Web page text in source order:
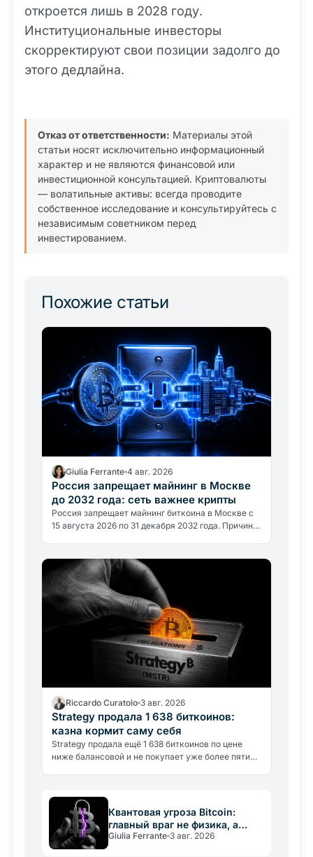
откроется лишь в 2028 году.
Институциональные инвесторы
скорректируют свои позиции задолго до
этого дедлайна.
Отказ от ответственности: Материалы этой
статьи носят исключительно информационный
характер и не являются финансовой или
инвестиционной консультацией. Криптовалюты
— волатильные активы: всегда проводите
собственное исследование и консультируйтесь с
независимым советником перед
инвестированием.
Похожие статьи
Giulia Ferrante 4 авг. 2026
Россия запрещает майнинг в Москве
до 2032 года: сеть важнее крипты
Россия запрещает майнинг биткоина в Москве с
15 августа 2026 по 31 декабря 2032 года. Причина
Riccardo Curatolo 3 авг. 2026
Strategy продала 1 638 биткоинов:
казна кормит саму себя
Strategy продала ещё 1 638 биткоинов по цене
ниже балансовой и не покупает уже более пяти
Квантовая угроза Bitcoin:
главный враг не физика, а
медлительность
Giulia Ferrante 3 авг. 2026